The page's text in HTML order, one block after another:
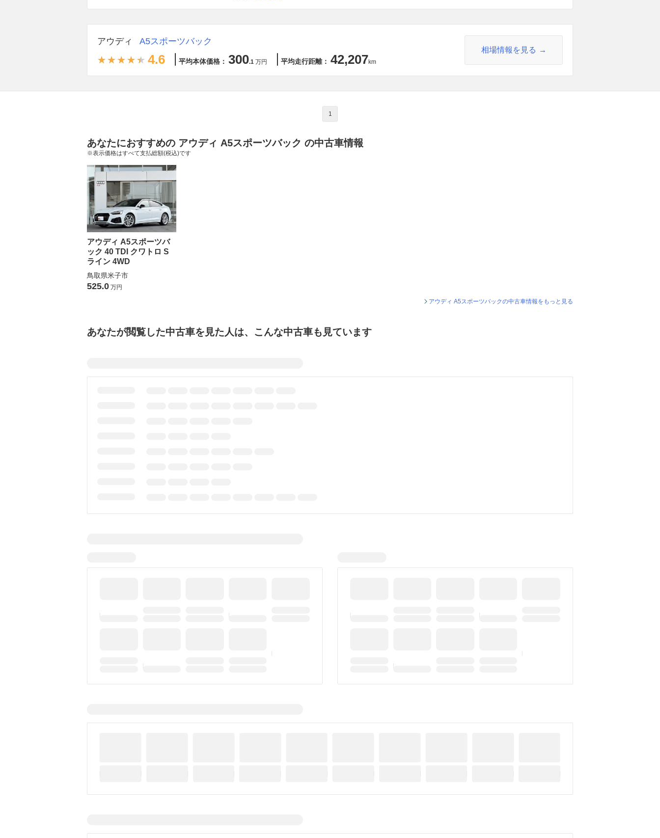
アウディ A5スポーツバック
4.6 平均本体価格： 300.1 万円 平均走行距離： 42,207km
相場情報を見る
1
あなたにおすすめの アウディ A5スポーツバック の中古車情報
※表示価格はすべて支払総額(税込)です
アウディ A5スポーツバ
ック 40 TDI クワトロ S
ライン 4WD
鳥取県米子市
525.0 万円
アウディ A5スポーツバックの中古車情報をもっと見る
あなたが閲覧した中古車を見た人は、こんな中古車も見ています